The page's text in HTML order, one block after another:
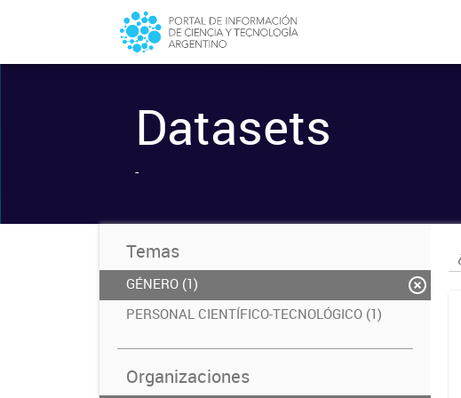
Datasets
-
Temas
GÉNERO (1)
PERSONAL CIENTÍFICO-TECNOLÓGICO (1)
Organizaciones